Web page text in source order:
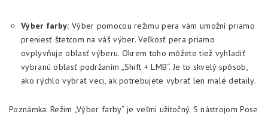
Výber farby: Výber pomocou režimu pera vám umožní priamo
preniesť štetcom na váš výber. Veľkosť pera priamo
ovplyvňuje oblasť výberu. Okrem toho môžete tiež vyhladiť
vybranú oblasť podržaním „Shift + LMB“. Je to skvelý spôsob,
ako rýchlo vybrať veci, ak potrebujete vybrať len malé detaily.
Poznámka: Režim „Výber farby“ je veľmi užitočný. S nástrojom Pose